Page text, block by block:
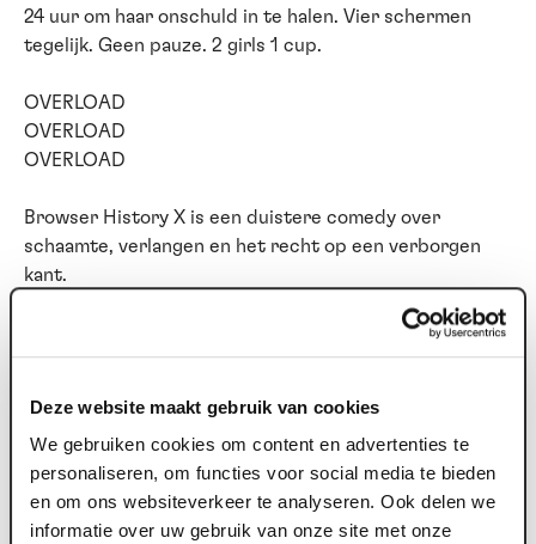
Deze website maakt gebruik van cookies
We gebruiken cookies om content en advertenties te
personaliseren, om functies voor social media te bieden
en om ons websiteverkeer te analyseren. Ook delen we
informatie over uw gebruik van onze site met onze
24 uur om haar onschuld in te halen. Vier schermen
tegelijk. Geen pauze. 2 girls 1 cup.
OVERLOAD
OVERLOAD
OVERLOAD
Browser History X is een duistere comedy over
schaamte, verlangen en het recht op een verborgen
kant.
Want willen we echt alles van elkaar weten? Of zijn het
juist de geheimen die ons bij elkaar houden?
van de Millennialreeks van Hulst & Tarenskeen -
over de generatie die het internet zag ontstaan, het
normaliseerde en er nu keihard door wordt ingehaald.